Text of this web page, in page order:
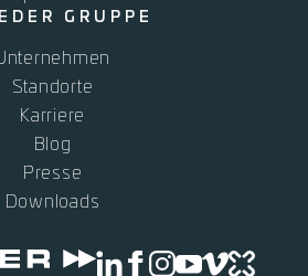
GRUPPE
Standorte
Karriere
Blog
Presse
Downloads